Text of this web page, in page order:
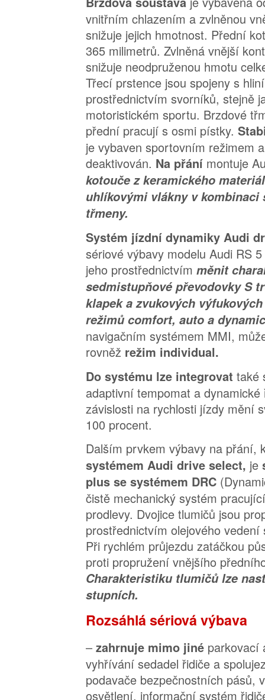
vnitřním chlazením a zvlněnou
snižuje jejich hmotnost. Přední
365 milimetrů. Zvlněná vnější
snižuje neodpruženou hmotu
Třecí prstence jsou spojeny s
prostřednictvím svorníků, stejně
motoristickém sportu. Brzdové
přední pracují s osmi pístky.
je vybaven sportovním režimem
deaktivován. Na přání montuje
kotouče z keramického
uhlíkovými vlákny v
třmeny.
Systém jízdní dynamiky Audi
sériové výbavy modelu Audi RS
jeho prostřednictvím měnit
sedmistupňové převodovky S
klapek a zvukových
režimů comfort, auto a
navigačním systémem MMI,
rovněž režim individual.
Do systému lze integrovat také
adaptivní tempomat a
závislosti na rychlosti jízdy mění
100 procent.
Dalším prvkem výbavy na přání,
systémem Audi drive select, je
plus se systémem DRC
čistě mechanický systém
prodlevy. Dvojice tlumičů jsou
prostřednictvím olejového
Při rychlém průjezdu zatáčkou
proti propružení vnějšího
Charakteristiku tlumičů lze
stupních.
Rozsáhlá sériová výbava
– zahrnuje mimo jiné parkovací
vyhřívání sedadel řidiče a
podavače bezpečnostních pásů,
osvětlení, informační systém